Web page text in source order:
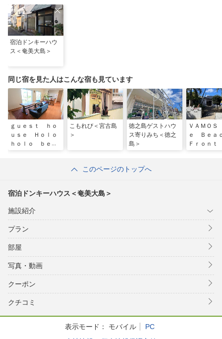
宿泊ドンキーハウ
ス＜奄美大島＞
同じ宿を見た人はこんな宿も見ています
ｇｕｅｓｔ ｈｏ
ｕｓｅ Ｈｏｌｏ
ｈｏｌｏ ｂｅａ
こもれび＜宮古島
＞
徳之島ゲストハウ
ス寄りみち＜徳之
島＞
ＶＡＭＯ
ｅ Ｂｅ
Ｆｒｏｎ
このページのトップへ
宿泊ドンキーハウス＜奄美大島＞
施設紹介
プラン
部屋
写真・動画
クーポン
クチコミ
表示モード： モバイル
PC